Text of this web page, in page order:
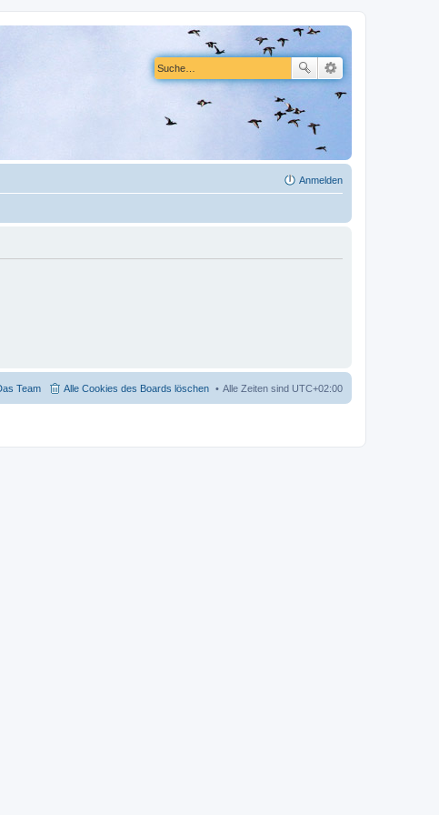
Anmelden
Alle Zeiten sind UTC+02:00
Alle Cookies des Boards löschen
Team